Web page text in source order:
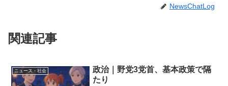
NewsChatLog
関連記事
ニュース・社会
政治｜野党3党首、基本政策で隔
たり